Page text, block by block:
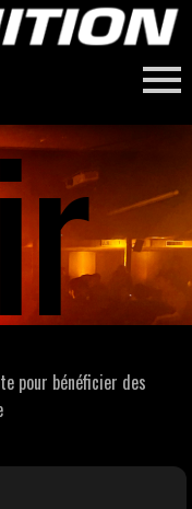
pour bénéficier des